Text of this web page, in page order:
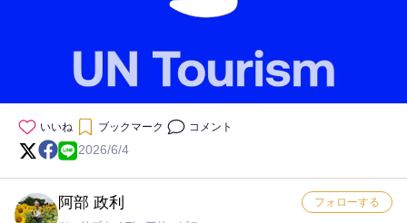
いいね ブックマーク コメント
2026/6/4
阿部 政利 フォローする